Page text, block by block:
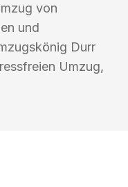
von
und
Durr
Umzug,